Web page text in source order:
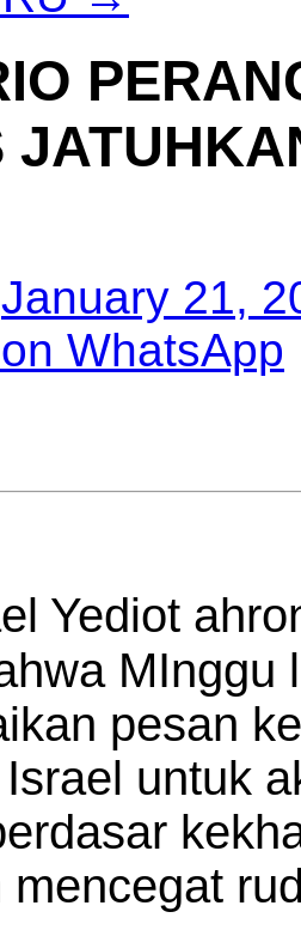
January 21,
WhatsApp
Yediot
MInggu
pesan
untuk
mencegat